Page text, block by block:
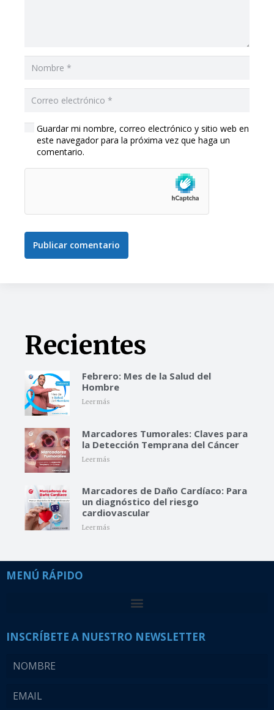
Guardar mi nombre, correo electrónico y sitio web en
este navegador para la próxima vez que haga un
comentario.
Publicar comentario
Recientes
Febrero: Mes de la Salud del
Hombre
Leer más
Marcadores Tumorales: Claves para
la Detección Temprana del Cáncer
Leer más
Marcadores de Daño Cardíaco: Para
un diagnóstico del riesgo
cardiovascular
Leer más
MENÚ RÁPIDO
INSCRÍBETE A NUESTRO NEWSLETTER